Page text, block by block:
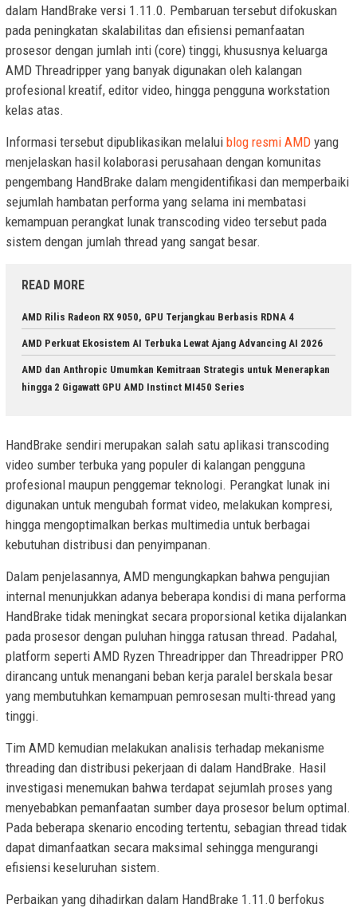
dalam HandBrake versi 1.11.0. Pembaruan tersebut difokuskan
pada peningkatan skalabilitas dan efisiensi pemanfaatan
prosesor dengan jumlah inti (core) tinggi, khususnya keluarga
AMD Threadripper yang banyak digunakan oleh kalangan
profesional kreatif, editor video, hingga pengguna workstation
kelas atas.
Informasi tersebut dipublikasikan melalui blog resmi AMD yang
menjelaskan hasil kolaborasi perusahaan dengan komunitas
pengembang HandBrake dalam mengidentifikasi dan memperbaiki
sejumlah hambatan performa yang selama ini membatasi
kemampuan perangkat lunak transcoding video tersebut pada
sistem dengan jumlah thread yang sangat besar.
READ MORE
AMD Rilis Radeon RX 9050, GPU Terjangkau Berbasis RDNA 4
AMD Perkuat Ekosistem AI Terbuka Lewat Ajang Advancing AI 2026
AMD dan Anthropic Umumkan Kemitraan Strategis untuk Menerapkan
hingga 2 Gigawatt GPU AMD Instinct MI450 Series
HandBrake sendiri merupakan salah satu aplikasi transcoding
video sumber terbuka yang populer di kalangan pengguna
profesional maupun penggemar teknologi. Perangkat lunak ini
digunakan untuk mengubah format video, melakukan kompresi,
hingga mengoptimalkan berkas multimedia untuk berbagai
kebutuhan distribusi dan penyimpanan.
Dalam penjelasannya, AMD mengungkapkan bahwa pengujian
internal menunjukkan adanya beberapa kondisi di mana performa
HandBrake tidak meningkat secara proporsional ketika dijalankan
pada prosesor dengan puluhan hingga ratusan thread. Padahal,
platform seperti AMD Ryzen Threadripper dan Threadripper PRO
dirancang untuk menangani beban kerja paralel berskala besar
yang membutuhkan kemampuan pemrosesan multi-thread yang
tinggi.
Tim AMD kemudian melakukan analisis terhadap mekanisme
threading dan distribusi pekerjaan di dalam HandBrake. Hasil
investigasi menemukan bahwa terdapat sejumlah proses yang
menyebabkan pemanfaatan sumber daya prosesor belum optimal.
Pada beberapa skenario encoding tertentu, sebagian thread tidak
dapat dimanfaatkan secara maksimal sehingga mengurangi
efisiensi keseluruhan sistem.
Perbaikan yang dihadirkan dalam HandBrake 1.11.0 berfokus